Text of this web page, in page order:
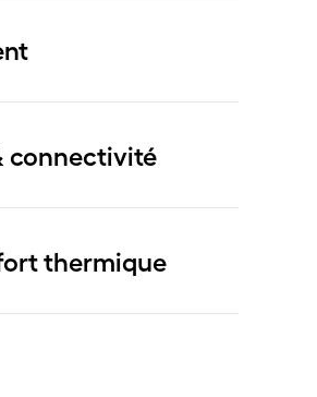
connectivité
thermique